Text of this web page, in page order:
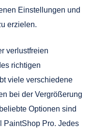
Einstellungen und
erzielen.
verlustfreien
richtigen
viele verschiedene
bei der Vergrößerung
Optionen sind
PaintShop Pro. Jedes